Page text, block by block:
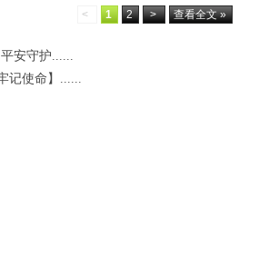
< 1 2 > 查看全文 »
平安守护......
记使命】......